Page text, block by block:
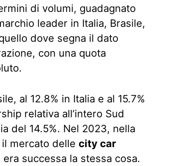
di volumi, guadagnato
leader in Italia, Brasile,
dove segna il dato
con una quota
al 12.8% in Italia e al 15.7%
relativa all’intero Sud
del 14.5%. Nel 2023, nella
mercato delle city car
successa la stessa cosa.